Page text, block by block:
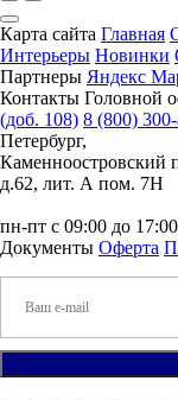
Карта сайта Главная
Интерьеры Новинки
Партнеры Яндекс
Контакты Головной
(доб. 108) 8 (800)
Петербург,
Каменноостровский
д.62, лит. А пом. 7Н
пн-пт с 09:00 до 17:00
Документы Оферта